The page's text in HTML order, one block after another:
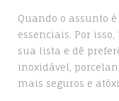
Quando o assunto
essenciais. Por
sua lista e dê
inoxidável,
mais seguros e